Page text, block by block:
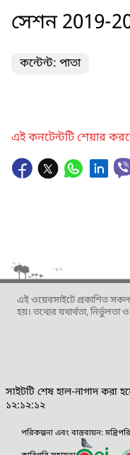
সেশন 2019-
কন্টেন্ট: পাতা
এই কনটেন্টটি শেয়ার
এই ওয়েবসাইটে প্রকাশিত সকল
হয়। তথ্যের যথার্থতা, নির্ভুলতা
সাইটটি শেষ হাল-নাগাদ করা
১২:১২:১২
পরিকল্পনা এবং বাস্তবায়ন: